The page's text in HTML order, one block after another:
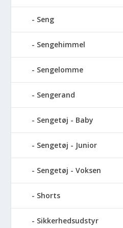
Seng
Sengehimmel
Sengelomme
Sengerand
Sengetøj - Baby
Sengetøj - Junior
Sengetøj - Voksen
Shorts
Sikkerhedsudstyr